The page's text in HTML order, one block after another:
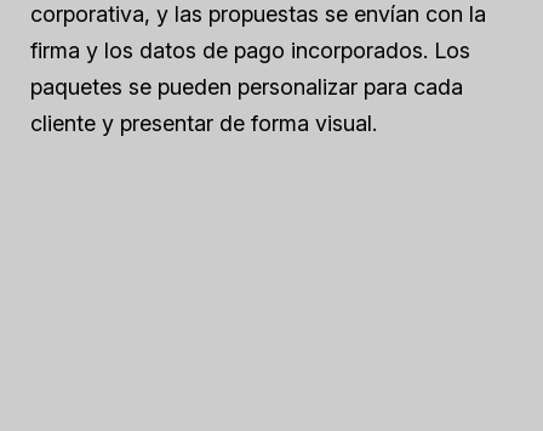
corporativa, y las propuestas se envían con la
firma y los datos de pago incorporados. Los
paquetes se pueden personalizar para cada
cliente y presentar de forma visual.